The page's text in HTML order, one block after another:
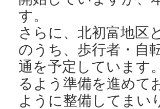
す。
さらに、北初富地区
のうち、歩行者・自
通を予定しています
るよう準備を進めて
ように整備してまい